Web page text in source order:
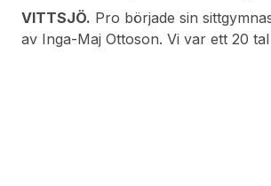
VITTSJÖ. Pro började sin
av Inga-Maj Ottoson. Vi var ett 20